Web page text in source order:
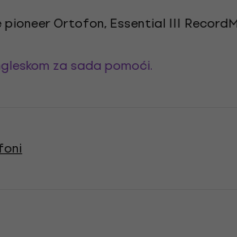
Ortofon, Essential III
za sada pomoći.